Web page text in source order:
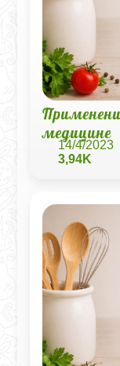
медицине
14/4/2023
3,94K